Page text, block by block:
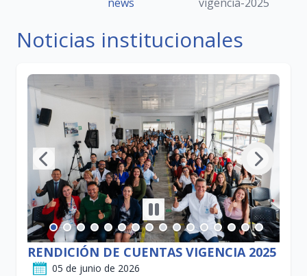
Noticias institucionales
RENDICIÓN DE CUENTAS VIGENCIA 2025
05 de junio de 2026